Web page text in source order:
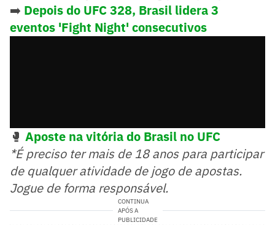
➡️ Depois do UFC 328, Brasil lidera 3
eventos 'Fight Night' consecutivos
🥊 Aposte na vitória do Brasil no UFC
*É preciso ter mais de 18 anos para participar
de qualquer atividade de jogo de apostas.
Jogue de forma responsável.
CONTINUA
APÓS A
PUBLICIDADE